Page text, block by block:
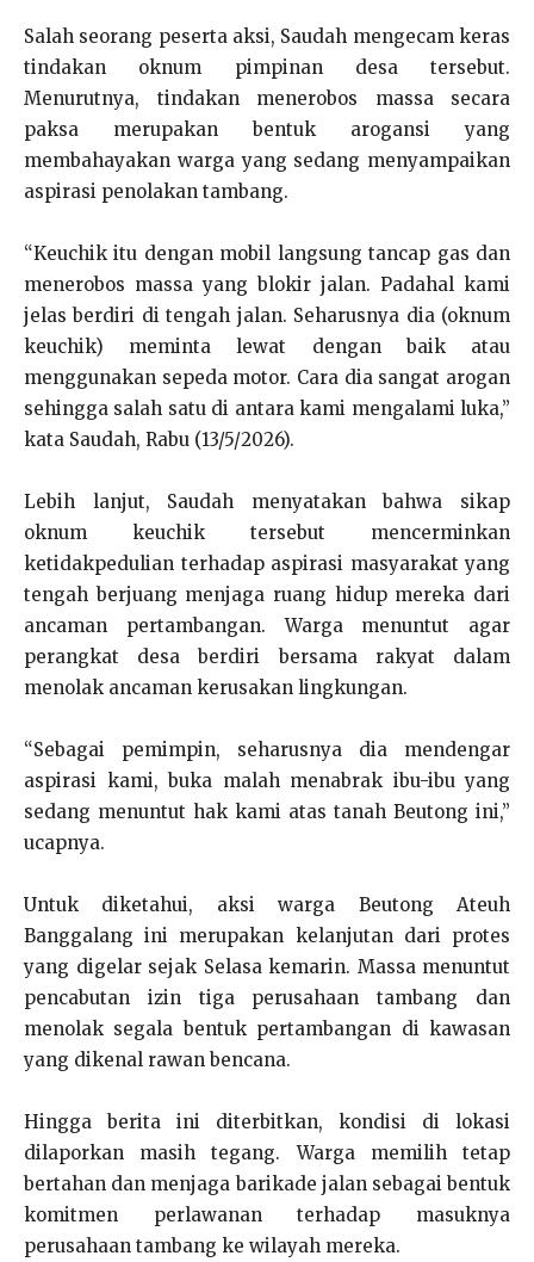
Salah seorang peserta aksi, Saudah mengecam keras
tindakan oknum pimpinan desa tersebut.
Menurutnya, tindakan menerobos massa secara
paksa merupakan bentuk arogansi yang
membahayakan warga yang sedang menyampaikan
aspirasi penolakan tambang.
“Keuchik itu dengan mobil langsung tancap gas dan
menerobos massa yang blokir jalan. Padahal kami
jelas berdiri di tengah jalan. Seharusnya dia (oknum
keuchik) meminta lewat dengan baik atau
menggunakan sepeda motor. Cara dia sangat arogan
sehingga salah satu di antara kami mengalami luka,”
kata Saudah, Rabu (13/5/2026).
Lebih lanjut, Saudah menyatakan bahwa sikap
oknum keuchik tersebut mencerminkan
ketidakpedulian terhadap aspirasi masyarakat yang
tengah berjuang menjaga ruang hidup mereka dari
ancaman pertambangan. Warga menuntut agar
perangkat desa berdiri bersama rakyat dalam
menolak ancaman kerusakan lingkungan.
“Sebagai pemimpin, seharusnya dia mendengar
aspirasi kami, buka malah menabrak ibu-ibu yang
sedang menuntut hak kami atas tanah Beutong ini,”
ucapnya.
Untuk diketahui, aksi warga Beutong Ateuh
Banggalang ini merupakan kelanjutan dari protes
yang digelar sejak Selasa kemarin. Massa menuntut
pencabutan izin tiga perusahaan tambang dan
menolak segala bentuk pertambangan di kawasan
yang dikenal rawan bencana.
Hingga berita ini diterbitkan, kondisi di lokasi
dilaporkan masih tegang. Warga memilih tetap
bertahan dan menjaga barikade jalan sebagai bentuk
komitmen perlawanan terhadap masuknya
perusahaan tambang ke wilayah mereka.